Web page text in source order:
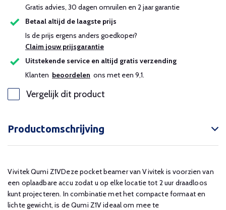
Gratis advies, 30 dagen omruilen en 2 jaar garantie
Betaal altijd de laagste prijs
Is de prijs ergens anders goedkoper?
Claim jouw prijsgarantie
Uitstekende service en altijd gratis verzending
Klanten beoordelen ons met een 9,1.
Vergelijk dit product
Productomschrijving
Vivitek Qumi Z1VDeze pocket beamer van Vivitek is voorzien van
een oplaadbare accu zodat u op elke locatie tot 2 uur draadloos
kunt projecteren. In combinatie met het compacte formaat en
lichte gewicht, is de Qumi Z1V ideaal om mee te